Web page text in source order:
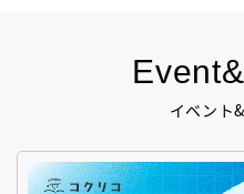
イベント